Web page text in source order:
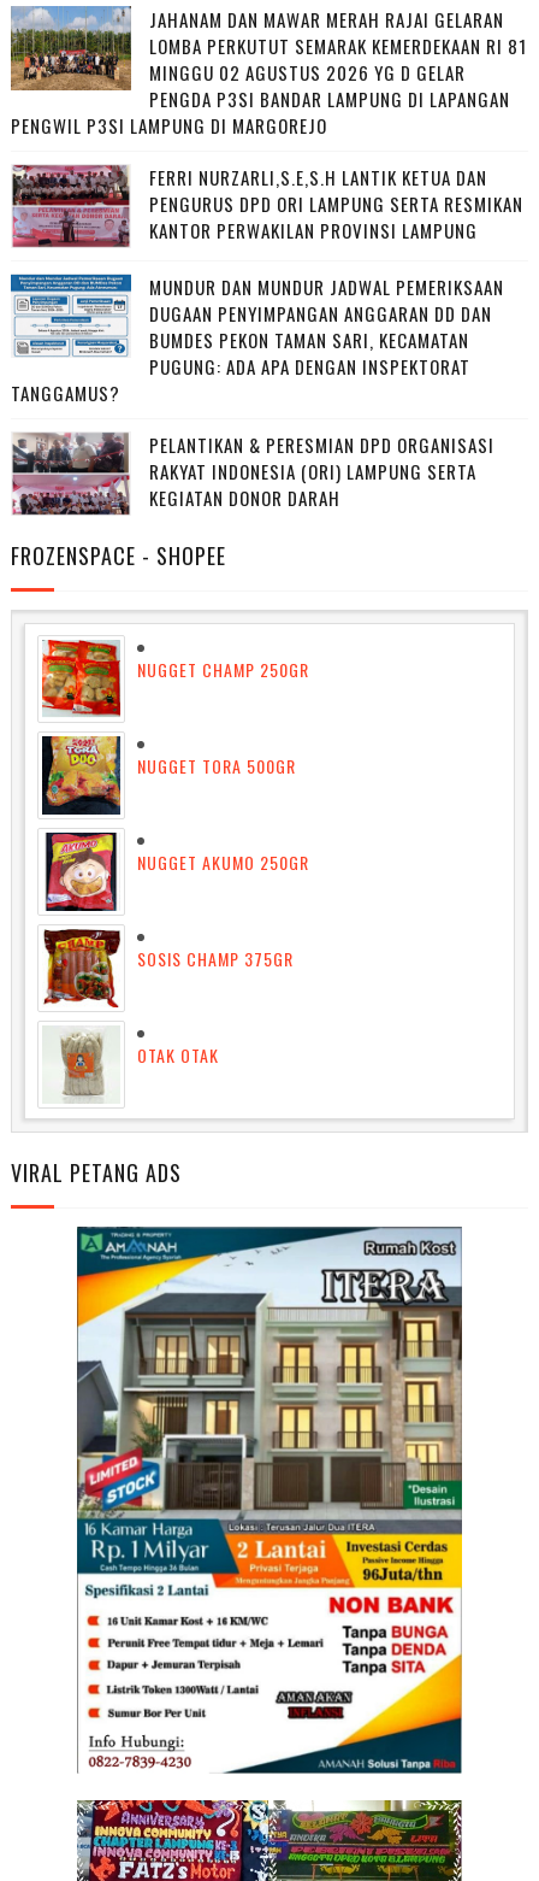
JAHANAM DAN MAWAR MERAH RAJAI GELARAN
LOMBA PERKUTUT SEMARAK KEMERDEKAAN RI 81
MINGGU 02 AGUSTUS 2026 YG D GELAR
PENGDA P3SI BANDAR LAMPUNG DI LAPANGAN
PENGWIL P3SI LAMPUNG DI MARGOREJO
FERRI NURZARLI,S.E,S.H LANTIK KETUA DAN
PENGURUS DPD ORI LAMPUNG SERTA RESMIKAN
KANTOR PERWAKILAN PROVINSI LAMPUNG
MUNDUR DAN MUNDUR JADWAL PEMERIKSAAN
DUGAAN PENYIMPANGAN ANGGARAN DD DAN
BUMDES PEKON TAMAN SARI, KECAMATAN
PUGUNG: ADA APA DENGAN INSPEKTORAT
TANGGAMUS?
PELANTIKAN & PERESMIAN DPD ORGANISASI
RAKYAT INDONESIA (ORI) LAMPUNG SERTA
KEGIATAN DONOR DARAH
FROZENSPACE - SHOPEE
NUGGET CHAMP 250GR
NUGGET TORA 500GR
NUGGET AKUMO 250GR
SOSIS CHAMP 375GR
OTAK OTAK
VIRAL PETANG ADS